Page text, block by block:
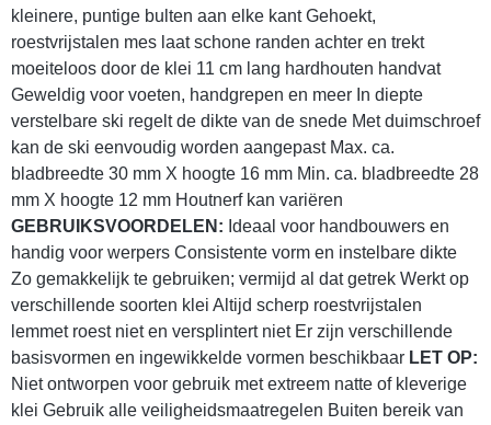
kleinere, puntige bulten aan elke kant Gehoekt,
roestvrijstalen mes laat schone randen achter en trekt
moeiteloos door de klei 11 cm lang hardhouten handvat
Geweldig voor voeten, handgrepen en meer In diepte
verstelbare ski regelt de dikte van de snede Met duimschroef
kan de ski eenvoudig worden aangepast Max. ca.
bladbreedte 30 mm X hoogte 16 mm Min. ca. bladbreedte 28
mm X hoogte 12 mm Houtnerf kan variëren
GEBRUIKSVOORDELEN: Ideaal voor handbouwers en
handig voor werpers Consistente vorm en instelbare dikte
Zo gemakkelijk te gebruiken; vermijd al dat getrek Werkt op
verschillende soorten klei Altijd scherp roestvrijstalen
lemmet roest niet en versplintert niet Er zijn verschillende
basisvormen en ingewikkelde vormen beschikbaar LET OP:
Niet ontworpen voor gebruik met extreem natte of kleverige
klei Gebruik alle veiligheidsmaatregelen Buiten bereik van